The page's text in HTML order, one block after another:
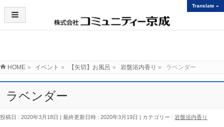
HOME » イベント » 【矢切】お風呂 » 岩盤浴内香り » ラベンダー
ラベンダー
投稿日 : 2020年3月18日 最終更新日時 : 2020年3月19日 カテゴリー : 岩盤浴内香り
Translate »